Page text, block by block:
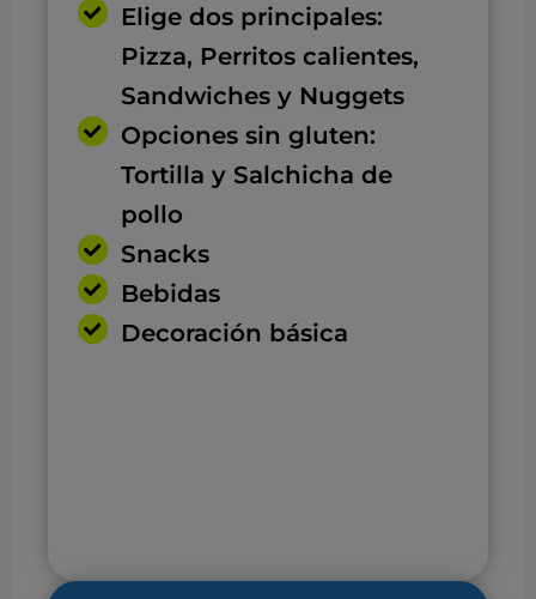
Elige dos principales:
Pizza, Perritos calientes,
Sandwiches y Nuggets
Opciones sin gluten:
Tortilla y Salchicha de
pollo
Snacks
Bebidas
Decoración básica